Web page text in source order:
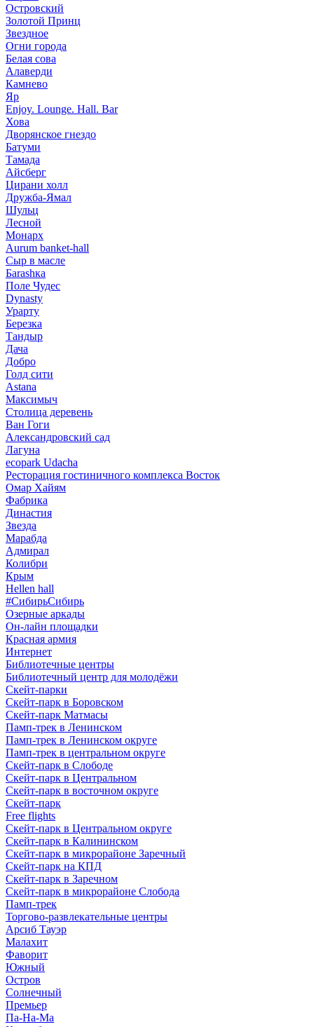
Островский
Золотой Принц
Звездное
Огни города
Белая сова
Алаверди
Камнево
Яр
Enjoy. Lounge. Hall. Bar
Хова
Дворянское гнездо
Батуми
Тамада
Айсберг
Цирани холл
Дружба-Ямал
Шульц
Лесной
Монарх
Aurum banket-hall
Сыр в масле
Баrаshка
Поле Чудес
Dynasty
Урарту
Березка
Тандыр
Дача
Добро
Голд сити
Astana
Максимыч
Столица деревень
Ван Гоги
Александровский сад
Лагуна
ecopark Udacha
Ресторация гостиничного комплекса Восток
Омар Хайям
Фабрика
Династия
Звезда
Марабда
Адмирал
Колибри
Крым
Hellen hall
#СибирьСибирь
Озерные аркады
Он-лайн площадки
Красная армия
Интернет
Библиотечные центры
Библиотечный центр для молодёжи
Скейт-парки
Скейт-парк в Боровском
Скейт-парк Матмасы
Памп-трек в Ленинском
Памп-трек в Ленинском округе
Памп-трек в центральном округе
Скейт-парк в Слободе
Скейт-парк в Центральном
Скейт-парк в восточном округе
Скейт-парк
Free flights
Скейт-парк в Центральном округе
Скейт-парк в Калининском
Скейт-парк в микрорайоне Заречный
Скейт-парк на КПД
Скейт-парк в Заречном
Скейт-парк в микрорайоне Слобода
Памп-трек
Торгово-развлекательные центры
Арсиб Тауэр
Малахит
Фаворит
Южный
Остров
Солнечный
Премьер
Па-На-Ма